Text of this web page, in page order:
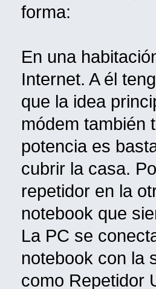
forma:
En una
Internet. A él
que la idea
módem también
potencia es
cubrir la casa.
repetidor en la
notebook que
La PC se
notebook con la
como Repetidor